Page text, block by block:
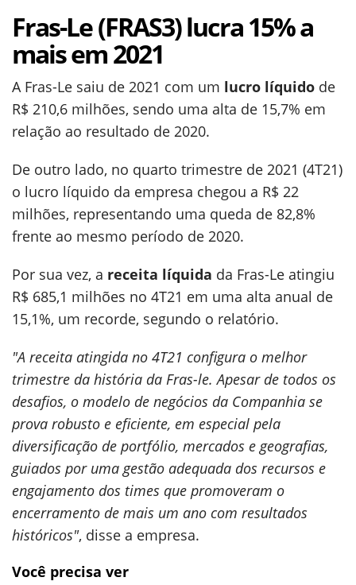
Fras-Le (FRAS3) lucra 15% a
mais em 2021
A Fras-Le saiu de 2021 com um lucro líquido de
R$ 210,6 milhões, sendo uma alta de 15,7% em
relação ao resultado de 2020.
De outro lado, no quarto trimestre de 2021 (4T21)
o lucro líquido da empresa chegou a R$ 22
milhões, representando uma queda de 82,8%
frente ao mesmo período de 2020.
Por sua vez, a receita líquida da Fras-Le atingiu
R$ 685,1 milhões no 4T21 em uma alta anual de
15,1%, um recorde, segundo o relatório.
"A receita atingida no 4T21 configura o melhor
trimestre da história da Fras-le. Apesar de todos os
desafios, o modelo de negócios da Companhia se
prova robusto e eficiente, em especial pela
diversificação de portfólio, mercados e geografias,
guiados por uma gestão adequada dos recursos e
engajamento dos times que promoveram o
encerramento de mais um ano com resultados
históricos", disse a empresa.
Você precisa ver